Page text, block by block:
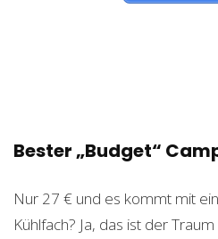
Bester „Budget“
Nur 27 € und es kommt mit
Kühlfach? Ja, das ist der